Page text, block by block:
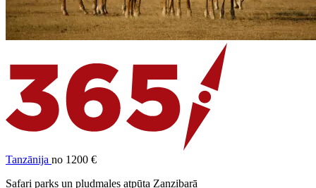
Tanzānija no 1200 €
Safari parks un pludmales atpūta Zanzibarā